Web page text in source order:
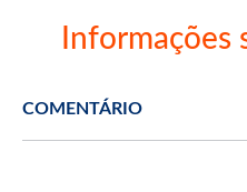
Informações
COMENTÁRIO